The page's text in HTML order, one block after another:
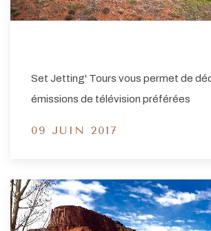
Set Jetting' Tours vous permet de
émissions de télévision préférées
09 JUIN 2017